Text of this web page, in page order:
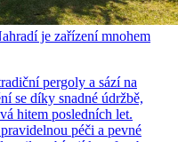
je zařízení mnohem
pergoly a sází na
se díky snadné údržbě,
hitem posledních let.
péči a pevné